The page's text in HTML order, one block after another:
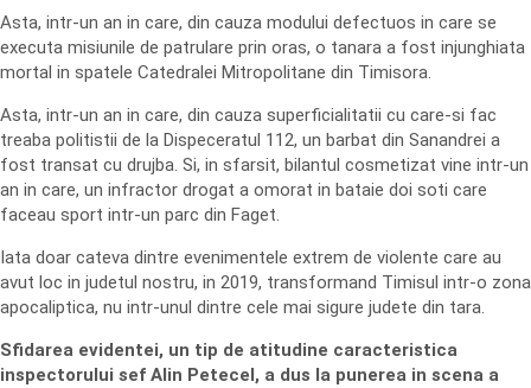
Asta, intr-un an in care, din cauza modului defectuos in care se
executa misiunile de patrulare prin oras, o tanara a fost injunghiata
mortal in spatele Catedralei Mitropolitane din Timisora.
Asta, intr-un an in care, din cauza superficialitatii cu care-si fac
treaba politistii de la Dispeceratul 112, un barbat din Sanandrei a
fost transat cu drujba. Si, in sfarsit, bilantul cosmetizat vine intr-un
an in care, un infractor drogat a omorat in bataie doi soti care
faceau sport intr-un parc din Faget.
Iata doar cateva dintre evenimentele extrem de violente care au
avut loc in judetul nostru, in 2019, transformand Timisul intr-o zona
apocaliptica, nu intr-unul dintre cele mai sigure judete din tara.
Sfidarea evidentei, un tip de atitudine caracteristica
inspectorului sef Alin Petecel, a dus la punerea in scena a